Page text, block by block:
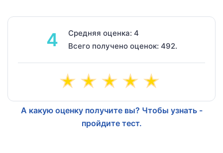
4
Средняя оценка: 4
Всего получено оценок: 492.
А какую оценку получите вы? Чтобы узнать -
пройдите тест.